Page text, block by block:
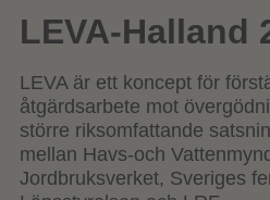
LEVA-Halland
LEVA är ett koncept för
åtgärdsarbete mot
större riksomfattande
mellan Havs-och
Jordbruksverket, Sveriges